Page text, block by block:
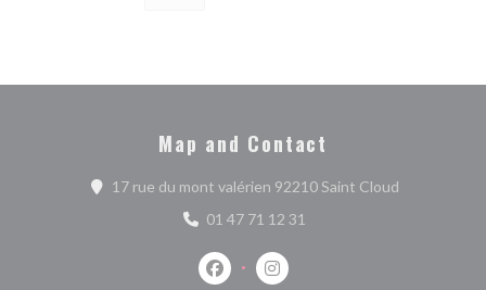
Map and Contact
17 rue du mont valérien 92210 Saint Cloud
01 47 71 12 31
Facebook ((opens in a new window))
Instagram ((opens in a new